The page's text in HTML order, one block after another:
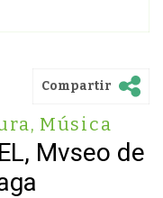
Compartir
, Música
Mvseo de